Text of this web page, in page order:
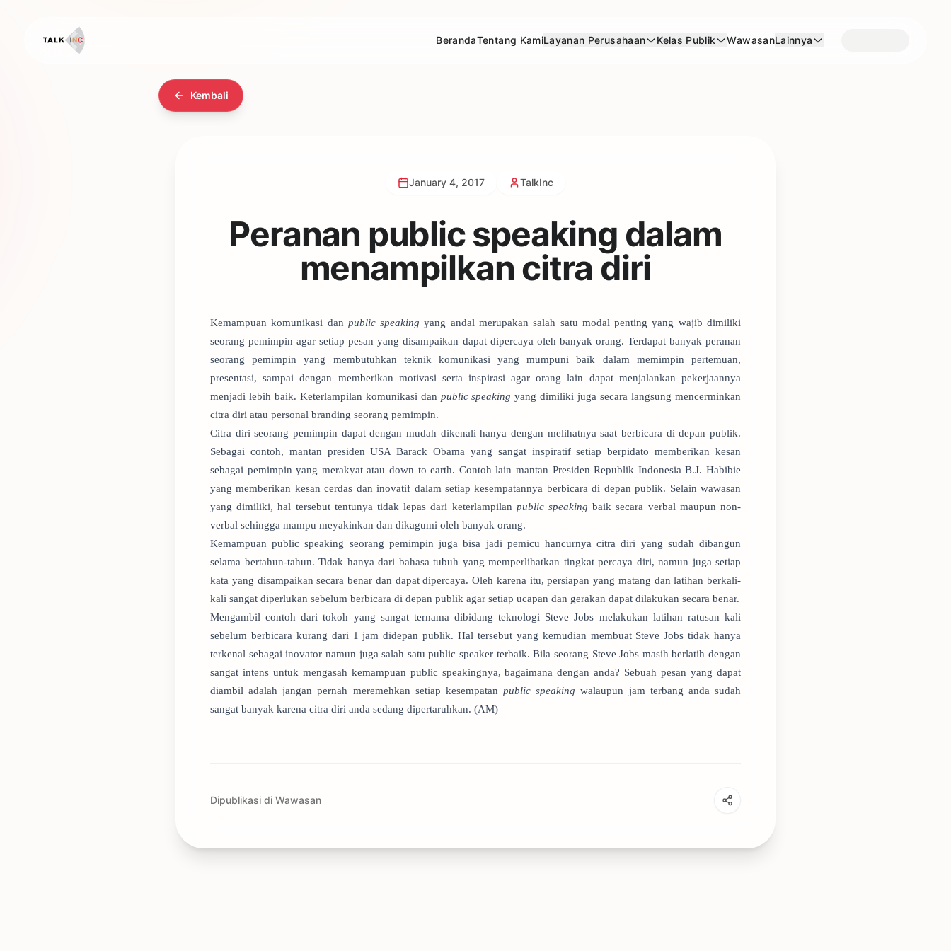
BerandaTentang KamiLayanan Perusahaan Kelas Publik WawasanLainnya
Kembali
January 4, 2017 TalkInc
Peranan public speaking dalam
menampilkan citra diri
Kemampuan komunikasi dan public speaking yang andal merupakan salah satu modal penting yang wajib dimiliki
seorang pemimpin agar setiap pesan yang disampaikan dapat dipercaya oleh banyak orang. Terdapat banyak peranan
seorang pemimpin yang membutuhkan teknik komunikasi yang mumpuni baik dalam memimpin pertemuan,
presentasi, sampai dengan memberikan motivasi serta inspirasi agar orang lain dapat menjalankan pekerjaannya
menjadi lebih baik. Keterlampilan komunikasi dan public speaking yang dimiliki juga secara langsung mencerminkan
citra diri atau personal branding seorang pemimpin.
Citra diri seorang pemimpin dapat dengan mudah dikenali hanya dengan melihatnya saat berbicara di depan publik.
Sebagai contoh, mantan presiden USA Barack Obama yang sangat inspiratif setiap berpidato memberikan kesan
sebagai pemimpin yang merakyat atau down to earth. Contoh lain mantan Presiden Republik Indonesia B.J. Habibie
yang memberikan kesan cerdas dan inovatif dalam setiap kesempatannya berbicara di depan publik. Selain wawasan
yang dimiliki, hal tersebut tentunya tidak lepas dari keterlampilan public speaking baik secara verbal maupun non-
verbal sehingga mampu meyakinkan dan dikagumi oleh banyak orang.
Kemampuan public speaking seorang pemimpin juga bisa jadi pemicu hancurnya citra diri yang sudah dibangun
selama bertahun-tahun. Tidak hanya dari bahasa tubuh yang memperlihatkan tingkat percaya diri, namun juga setiap
kata yang disampaikan secara benar dan dapat dipercaya. Oleh karena itu, persiapan yang matang dan latihan berkali-
kali sangat diperlukan sebelum berbicara di depan publik agar setiap ucapan dan gerakan dapat dilakukan secara benar.
Mengambil contoh dari tokoh yang sangat ternama dibidang teknologi Steve Jobs melakukan latihan ratusan kali
sebelum berbicara kurang dari 1 jam didepan publik. Hal tersebut yang kemudian membuat Steve Jobs tidak hanya
terkenal sebagai inovator namun juga salah satu public speaker terbaik. Bila seorang Steve Jobs masih berlatih dengan
sangat intens untuk mengasah kemampuan public speakingnya, bagaimana dengan anda? Sebuah pesan yang dapat
diambil adalah jangan pernah meremehkan setiap kesempatan public speaking walaupun jam terbang anda sudah
sangat banyak karena citra diri anda sedang dipertaruhkan. (AM)
Dipublikasi di Wawasan